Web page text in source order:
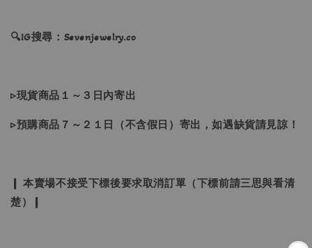
🔍IG搜尋：Sevenjewelry.co
▹現貨商品１～３日內寄出
▹預購商品７～２１日（不含假日）寄出，如遇缺貨請見諒！
❙ 本賣場不接受下標後要求取消訂單（下標前請三思與看清
楚）❙